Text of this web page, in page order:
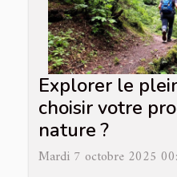
Explorer le
choisir votre
nature ?
Mardi 7 octobre 2025